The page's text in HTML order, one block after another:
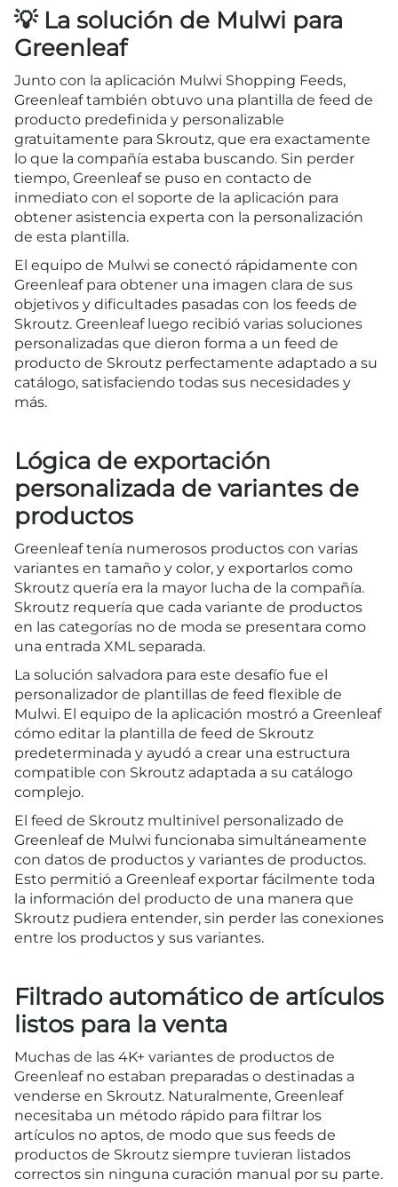
💡 La solución de Mulwi para
Greenleaf
Junto con la aplicación Mulwi Shopping Feeds,
Greenleaf también obtuvo una plantilla de feed de
producto predefinida y personalizable
gratuitamente para Skroutz, que era exactamente
lo que la compañía estaba buscando. Sin perder
tiempo, Greenleaf se puso en contacto de
inmediato con el soporte de la aplicación para
obtener asistencia experta con la personalización
de esta plantilla.
El equipo de Mulwi se conectó rápidamente con
Greenleaf para obtener una imagen clara de sus
objetivos y dificultades pasadas con los feeds de
Skroutz. Greenleaf luego recibió varias soluciones
personalizadas que dieron forma a un feed de
producto de Skroutz perfectamente adaptado a su
catálogo, satisfaciendo todas sus necesidades y
más.
Lógica de exportación
personalizada de variantes de
productos
Greenleaf tenía numerosos productos con varias
variantes en tamaño y color, y exportarlos como
Skroutz quería era la mayor lucha de la compañía.
Skroutz requería que cada variante de productos
en las categorías no de moda se presentara como
una entrada XML separada.
La solución salvadora para este desafío fue el
personalizador de plantillas de feed flexible de
Mulwi. El equipo de la aplicación mostró a Greenleaf
cómo editar la plantilla de feed de Skroutz
predeterminada y ayudó a crear una estructura
compatible con Skroutz adaptada a su catálogo
complejo.
El feed de Skroutz multinivel personalizado de
Greenleaf de Mulwi funcionaba simultáneamente
con datos de productos y variantes de productos.
Esto permitió a Greenleaf exportar fácilmente toda
la información del producto de una manera que
Skroutz pudiera entender, sin perder las conexiones
entre los productos y sus variantes.
Filtrado automático de artículos
listos para la venta
Muchas de las 4K+ variantes de productos de
Greenleaf no estaban preparadas o destinadas a
venderse en Skroutz. Naturalmente, Greenleaf
necesitaba un método rápido para filtrar los
artículos no aptos, de modo que sus feeds de
productos de Skroutz siempre tuvieran listados
correctos sin ninguna curación manual por su parte.